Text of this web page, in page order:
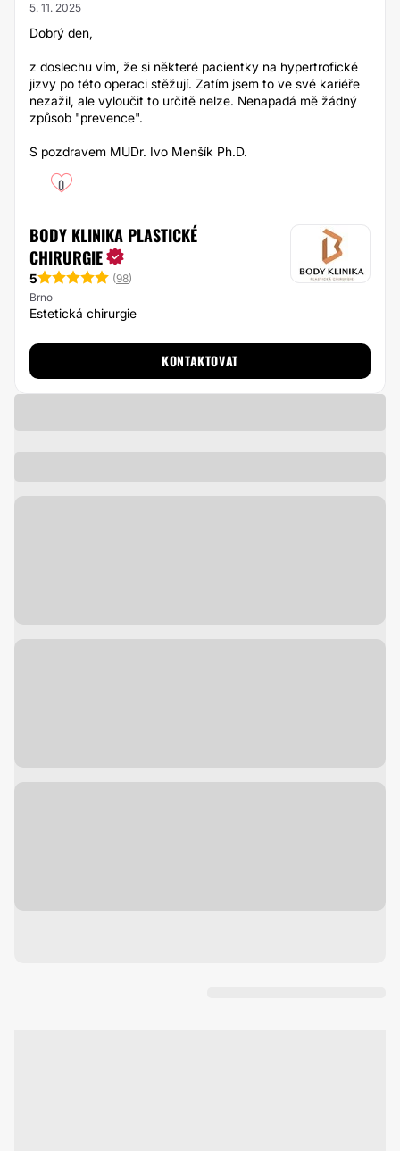
5. 11. 2025
Dobrý den,
z doslechu vím, že si některé pacientky na hypertrofické
jizvy po této operaci stěžují. Zatím jsem to ve své kariéře
nezažil, ale vyloučit to určitě nelze. Nenapadá mě žádný
způsob "prevence".
S pozdravem MUDr. Ivo Menšík Ph.D.
0
BODY KLINIKA PLASTICKÉ
CHIRURGIE
5 (98)
Brno
Estetická chirurgie
KONTAKTOVAT